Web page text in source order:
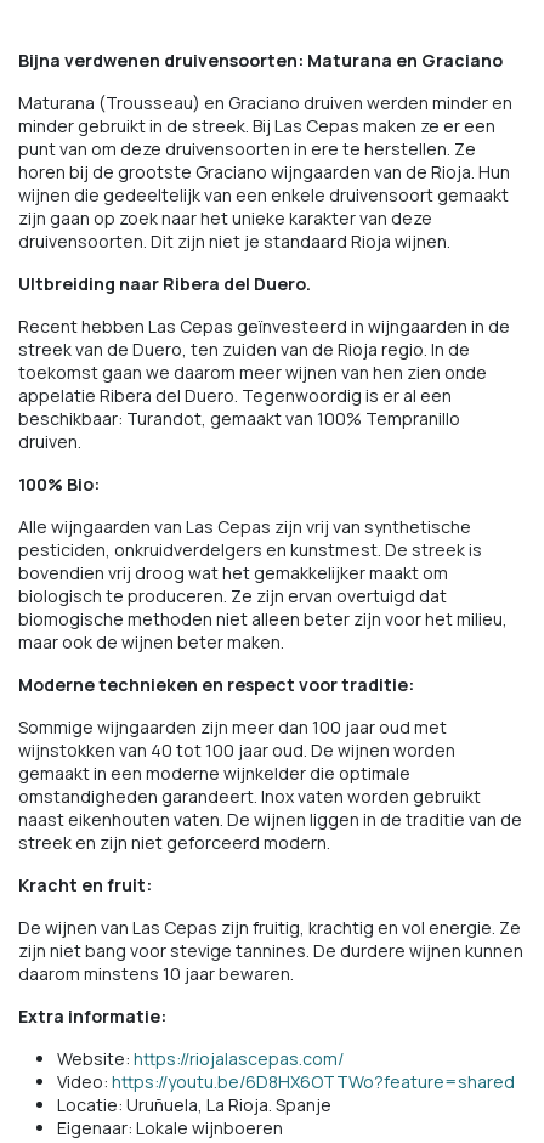
Bijna verdwenen druivensoorten: Maturana en Graciano
Maturana (Trousseau) en Graciano druiven werden minder en
minder gebruikt in de streek. Bij Las Cepas maken ze er een
punt van om deze druivensoorten in ere te herstellen. Ze
horen bij de grootste Graciano wijngaarden van de Rioja. Hun
wijnen die gedeeltelijk van een enkele druivensoort gemaakt
zijn gaan op zoek naar het unieke karakter van deze
druivensoorten. Dit zijn niet je standaard Rioja wijnen.
UItbreiding naar Ribera del Duero.
Recent hebben Las Cepas geïnvesteerd in wijngaarden in de
streek van de Duero, ten zuiden van de Rioja regio. In de
toekomst gaan we daarom meer wijnen van hen zien onde
appelatie Ribera del Duero. Tegenwoordig is er al een
beschikbaar: Turandot, gemaakt van 100% Tempranillo
druiven.
100% Bio:
Alle wijngaarden van Las Cepas zijn vrij van synthetische
pesticiden, onkruidverdelgers en kunstmest. De streek is
bovendien vrij droog wat het gemakkelijker maakt om
biologisch te produceren. Ze zijn ervan overtuigd dat
biomogische methoden niet alleen beter zijn voor het milieu,
maar ook de wijnen beter maken.
Moderne technieken en respect voor traditie:
Sommige wijngaarden zijn meer dan 100 jaar oud met
wijnstokken van 40 tot 100 jaar oud. De wijnen worden
gemaakt in een moderne wijnkelder die optimale
omstandigheden garandeert. Inox vaten worden gebruikt
naast eikenhouten vaten. De wijnen liggen in de traditie van de
streek en zijn niet geforceerd modern.
Kracht en fruit:
De wijnen van Las Cepas zijn fruitig, krachtig en vol energie. Ze
zijn niet bang voor stevige tannines. De durdere wijnen kunnen
daarom minstens 10 jaar bewaren.
Extra informatie:
Website: https://riojalascepas.com/
Video: https://youtu.be/6D8HX6OTTWo?feature=shared
Locatie: Uruñuela, La Rioja. Spanje
Eigenaar: Lokale wijnboeren